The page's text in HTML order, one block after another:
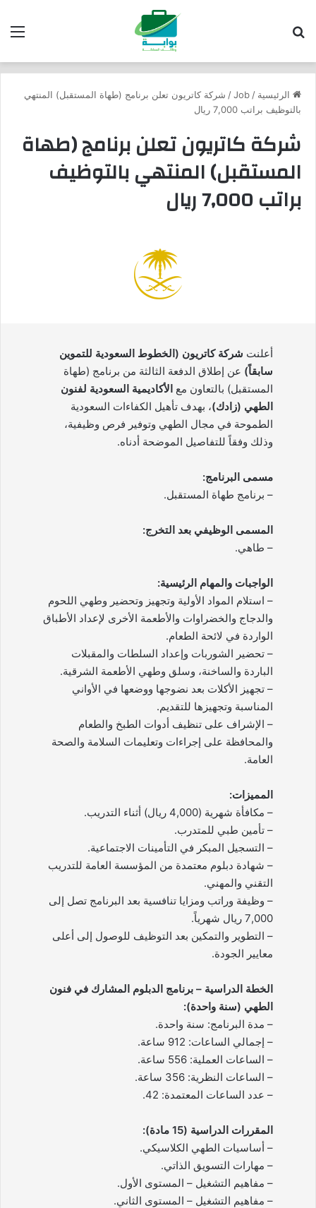
الرئيسية /
Job
/ شركة كاتريون تعلن برنامج (طهاة المستقبل) المنتهي
بالتوظيف براتب 7,000 ريال
شركة كاتريون تعلن برنامج (طهاة
المستقبل) المنتهي بالتوظيف
براتب 7,000 ريال
أعلنت شركة كاتريون (الخطوط السعودية للتموين
سابقاً) عن إطلاق الدفعة الثالثة من برنامج (طهاة
المستقبل) بالتعاون مع الأكاديمية السعودية لفنون
الطهي (زادك)، بهدف تأهيل الكفاءات السعودية
الطموحة في مجال الطهي وتوفير فرص وظيفية،
وذلك وفقاً للتفاصيل الموضحة أدناه.
مسمى البرنامج:
– برنامج طهاة المستقبل.
المسمى الوظيفي بعد التخرج:
– طاهي.
الواجبات والمهام الرئيسية:
– استلام المواد الأولية وتجهيز وتحضير وطهي اللحوم
والدجاج والخضراوات والأطعمة الأخرى لإعداد الأطباق
الواردة في لائحة الطعام.
– تحضير الشوربات وإعداد السلطات والمقبلات
الباردة والساخنة، وسلق وطهي الأطعمة الشرقية.
– تجهيز الأكلات بعد نضوجها ووضعها في الأواني
المناسبة وتجهيزها للتقديم.
– الإشراف على تنظيف أدوات الطبخ والطعام
والمحافظة على إجراءات وتعليمات السلامة والصحة
العامة.
المميزات:
– مكافأة شهرية (4,000 ريال) أثناء التدريب.
– تأمين طبي للمتدرب.
– التسجيل المبكر في التأمينات الاجتماعية.
– شهادة دبلوم معتمدة من المؤسسة العامة للتدريب
التقني والمهني.
– وظيفة وراتب ومزايا تنافسية بعد البرنامج تصل إلى
7,000 ريال شهرياً.
– التطوير والتمكين بعد التوظيف للوصول إلى أعلى
معايير الجودة.
الخطة الدراسية – برنامج الدبلوم المشارك في فنون
الطهي (سنة واحدة):
– مدة البرنامج: سنة واحدة.
– إجمالي الساعات: 912 ساعة.
– الساعات العملية: 556 ساعة.
– الساعات النظرية: 356 ساعة.
– عدد الساعات المعتمدة: 42.
المقررات الدراسية (15 مادة):
– أساسيات الطهي الكلاسيكي.
– مهارات التسويق الذاتي.
– مفاهيم التشغيل – المستوى الأول.
– مفاهيم التشغيل – المستوى الثاني.